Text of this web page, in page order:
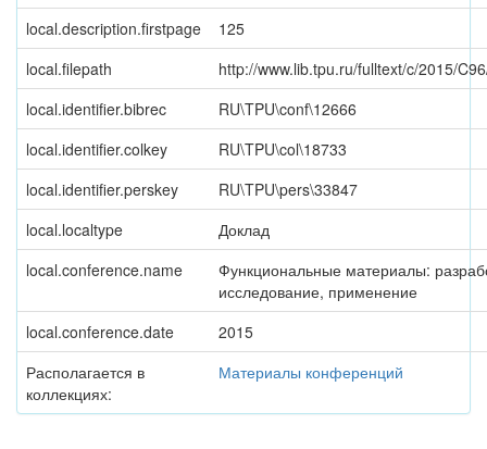
local.description.firstpage
125
local.filepath
http://www.lib.tpu.ru/fulltext/c/2015/
local.identifier.bibrec
RU\TPU\conf\12666
local.identifier.colkey
RU\TPU\col\18733
local.identifier.perskey
RU\TPU\pers\33847
local.localtype
Доклад
local.conference.name
Функциональные материалы:
исследование, применение
local.conference.date
2015
Располагается в
коллекциях:
Материалы конференций